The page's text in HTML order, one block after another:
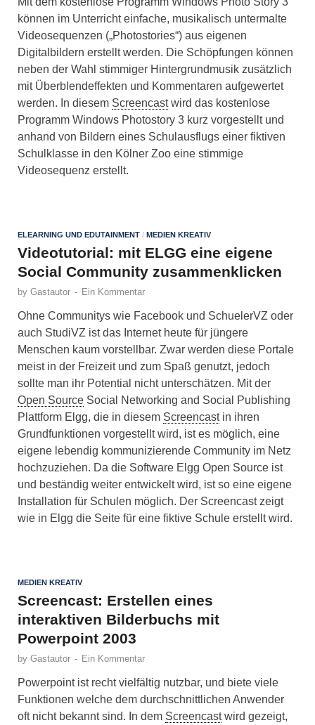
können im Unterricht einfache, musikalisch untermalte
Videosequenzen („Photostories“) aus eigenen
Digitalbildern erstellt werden. Die Schöpfungen können
neben der Wahl stimmiger Hintergrundmusik zusätzlich
mit Überblendeffekten und Kommentaren aufgewertet
werden. In diesem Screencastwird das kostenlose
Programm Windows Photostory 3 kurz vorgestellt und
anhand von Bildern eines Schulausflugs einer fiktiven
Schulklasse in den Kölner Zoo eine stimmige
Videosequenz erstellt.
ELEARNING UND EDUTAINMENT / MEDIEN KREATIV
Videotutorial: mit ELGG eine eigene
Social Community zusammenklicken
by Gastautor - Ein Kommentar
Ohne Communitys wie Facebook und SchuelerVZ oder
auch StudiVZ ist das Internet heute für jüngere
Menschen kaum vorstellbar. Zwar werden diese Portale
meist in der Freizeit und zum Spaß genutzt, jedoch
sollte man ihr Potential nicht unterschätzen. Mit der
Open Source Social Networking and Social Publishing
Plattform Elgg, die in diesem Screencastin ihren
Grundfunktionen vorgestellt wird, ist es möglich, eine
eigene lebendig kommunizierende Community im Netz
hochzuziehen. Da die Software Elgg Open Source ist
und beständig weiter entwickelt wird, ist so eine eigene
Installation für Schulen möglich. Der Screencast zeigt
wie in Elgg die Seite für eine fiktive Schule erstellt wird.
MEDIEN KREATIV
Screencast: Erstellen eines
interaktiven Bilderbuchs mit
Powerpoint 2003
by Gastautor - Ein Kommentar
Powerpoint ist recht vielfältig nutzbar, und biete viele
Funktionen welche dem durchschnittlichen Anwender
oft nicht bekannt sind. In dem Screencastwird gezeigt,